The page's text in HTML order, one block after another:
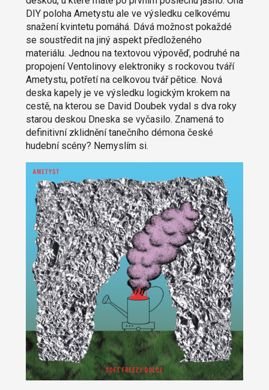
DIY poloha Ametystu ale ve výsledku celkovému
snažení kvintetu pomáhá. Dává možnost pokaždé
se soustředit na jiný aspekt předloženého
materiálu. Jednou na textovou výpověď, podruhé na
propojení Ventolinovy elektroniky s rockovou tváří
Ametystu, potřetí na celkovou tvář pětice. Nová
deska kapely je ve výsledku logickým krokem na
cestě, na kterou se David Doubek vydal s dva roky
starou deskou Dneska se vyčasilo. Znamená to
definitivní zklidnění tanečního démona české
hudební scény? Nemyslím si.